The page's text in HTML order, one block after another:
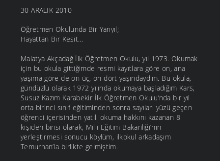
30 ARALIK 2010
Öğretmen Okulunda Bir Yarıyıl;
Hayattan Bir Kesit…
Malatya Akçadağ İlk Öğretmen Okulu, yıl 1973. Okumak
için bu okula gittiğimde resmi kayıtlara göre on, ana
yaşıma göre de on üç, on dört yaşındaydım. Bu okula,
gündüzlü olarak 1972 yılında okumaya başladığım Kars,
Susuz Kazım Karabekir İlk Öğretmen Okulu’nda bir yıl
orta birinci sınıf eğitiminden sonra sayıları yüzü geçen
öğrenci içerisinden yatılı okuma hakkını kazanan 8
kişiden birisi olarak, Milli Eğitim Bakanlığı’nın
yerleştirmesi sonucu köylüm, ilkokul arkadaşım
Temurhan’la birlikte gelmiştim.